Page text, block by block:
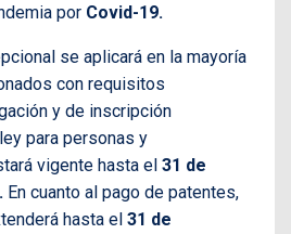
por Covid-19.
se aplicará en la mayoría
con requisitos
y de inscripción
para personas y
vigente hasta el 31 de
En cuanto al pago de patentes,
hasta el 31 de